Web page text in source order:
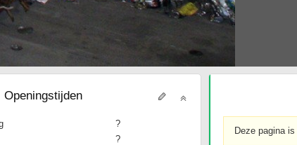
Openingstijden
?
?
Deze pagina is